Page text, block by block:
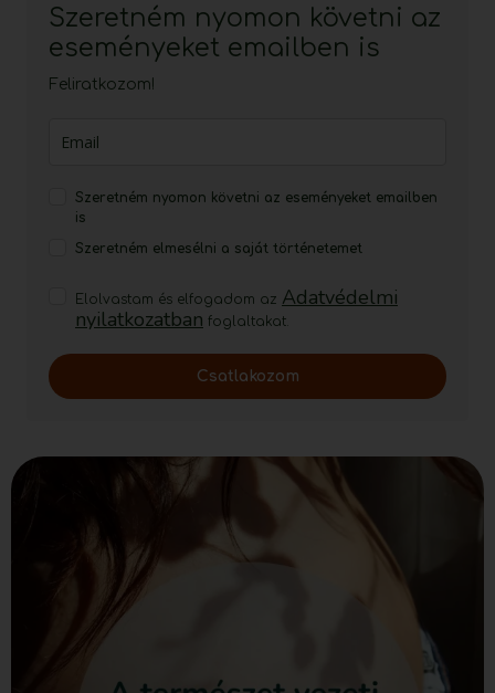
Szeretném nyomon követni az
eseményeket emailben is
Feliratkozom!
Szeretném nyomon követni az eseményeket emailben
is
Szeretném elmesélni a saját történetemet
Elolvastam és elfogadom az Adatvédelmi
nyilatkozatban foglaltakat.
Csatlakozom